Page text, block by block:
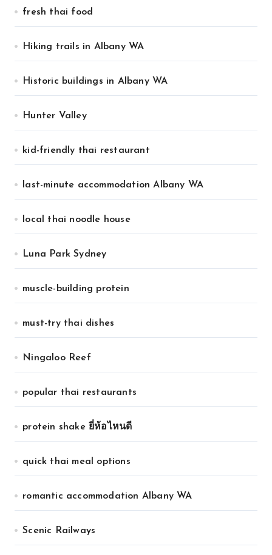
fresh thai food
Hiking trails in Albany WA
Historic buildings in Albany WA
Hunter Valley
kid-friendly thai restaurant
last-minute accommodation Albany WA
local thai noodle house
Luna Park Sydney
muscle-building protein
must-try thai dishes
Ningaloo Reef
popular thai restaurants
protein shake ยี่ห้อไหนดี
quick thai meal options
romantic accommodation Albany WA
Scenic Railways